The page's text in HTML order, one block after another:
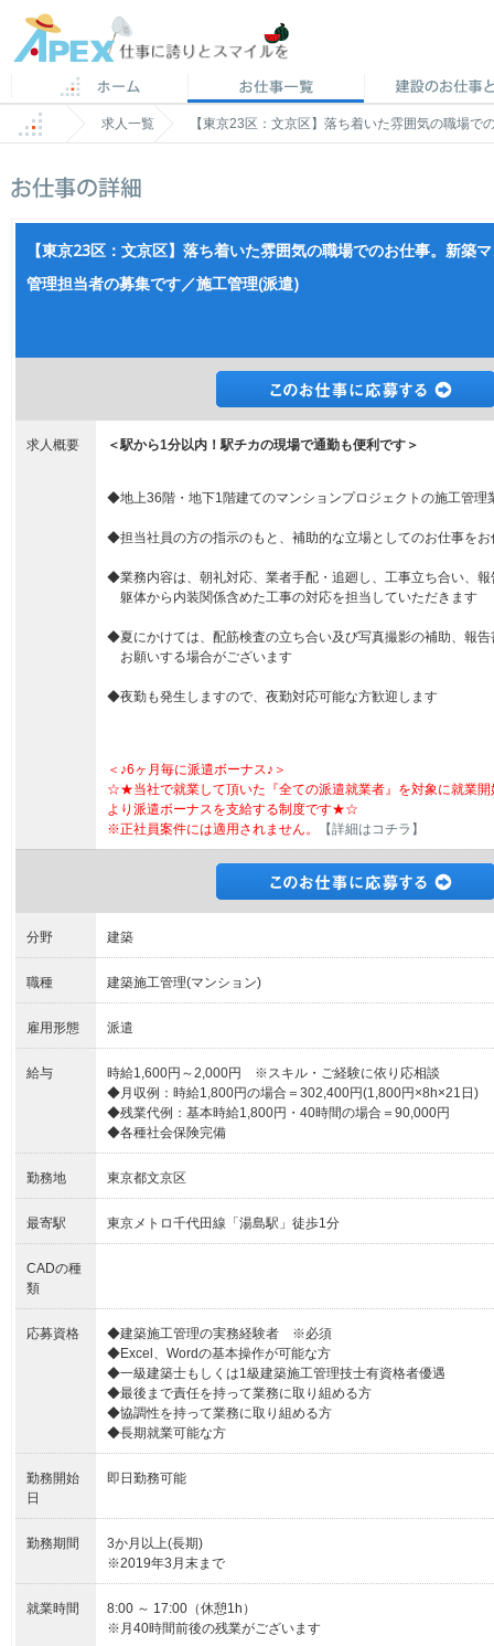
求人一覧 【東京23区：文京区】落ち着いた雰囲気の職場
【東京23区：文京区】落ち着いた雰囲気の職場でのお仕事。新築
管理担当者の募集です／施工管理(派遣)
求人概要 ＜駅から1分以内！駅チカの現場で通勤も便利です＞
◆地上36階・地下1階建てのマンションプロジェクトの施工管理
◆担当社員の方の指示のもと、補助的な立場としてのお仕事をお
◆業務内容は、朝礼対応、業者手配・追廻し、工事立ち合い、
躯体から内装関係含めた工事の対応を担当していただきます
◆夏にかけては、配筋検査の立ち合い及び写真撮影の補助、報
お願いする場合がございます
◆夜勤も発生しますので、夜勤対応可能な方歓迎します
＜♪6ヶ月毎に派遣ボーナス♪＞
☆★当社で就業して頂いた『全ての派遣就業者』を対象に就業開
より派遣ボーナスを支給する制度です★☆
※正社員案件には適用されません。
【詳細はコチラ】
分野 建築
職種 建築施工管理(マンション)
雇用形態 派遣
給与
時給1,600円～2,000円 ※スキル・ご経験に依り応相談
◆月収例：時給1,800円の場合＝302,400円(1,800円×8h×21日)
◆残業代例：基本時給1,800円・40時間の場合＝90,000円
◆各種社会保険完備
勤務地 東京都文京区
最寄駅 東京メトロ千代田線「湯島駅」徒歩1分
CADの種
類
応募資格
◆建築施工管理の実務経験者 ※必須
◆Excel、Wordの基本操作が可能な方
◆一級建築士もしくは1級建築施工管理技士有資格者優遇
◆最後まで責任を持って業務に取り組める方
◆協調性を持って業務に取り組める方
◆長期就業可能な方
勤務開始
日
即日勤務可能
勤務期間
3か月以上(長期)
※2019年3月末まで
就業時間
8:00 ～ 17:00（休憩1h）
※月40時間前後の残業がございます